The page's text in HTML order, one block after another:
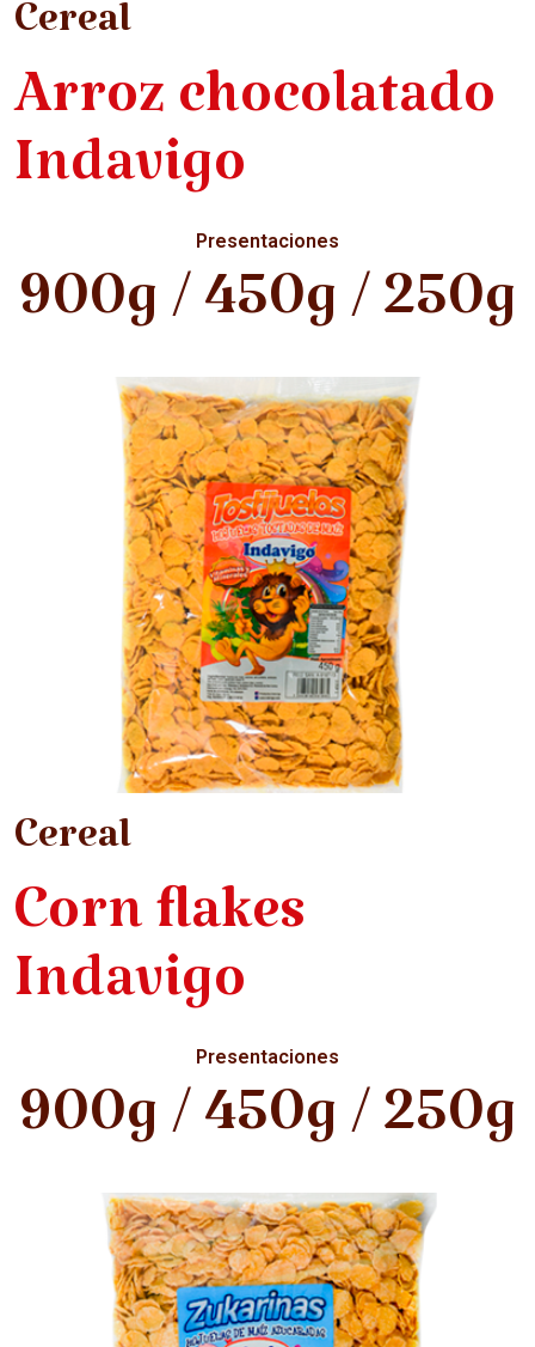
Cereal
Arroz chocolatado
Indavigo
Presentaciones
900g / 450g / 250g
Cereal
Corn flakes
Indavigo
Presentaciones
900g / 450g / 250g